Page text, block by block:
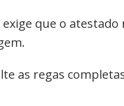
exige que o
as regas